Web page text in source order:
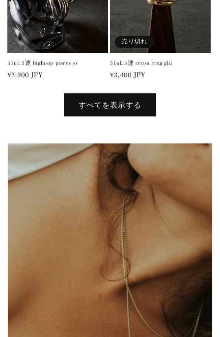
316L 3連 bighoop pierce sv
通
¥3,900 JPY
売り切れ
316L 3連 cross ring gld
通
価
格
¥3,400 JPY
すべてを表示する